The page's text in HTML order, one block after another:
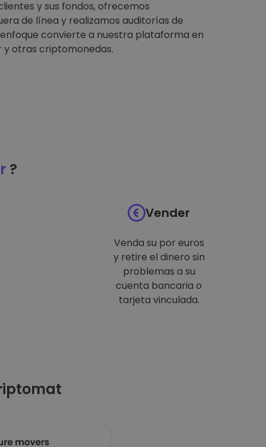
y sus fondos, ofrecemos
de línea y realizamos auditorías de
convierte a nuestra plataforma en
otras criptomonedas.
?
Vender
Venda su por euros
y retire el dinero sin
problemas a su
cuenta bancaria o
tarjeta vinculada.